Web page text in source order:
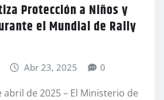
Protección a Niños y
el Mundial de Rally
Abr 23, 2025 0
abril de 2025 – El Ministerio de